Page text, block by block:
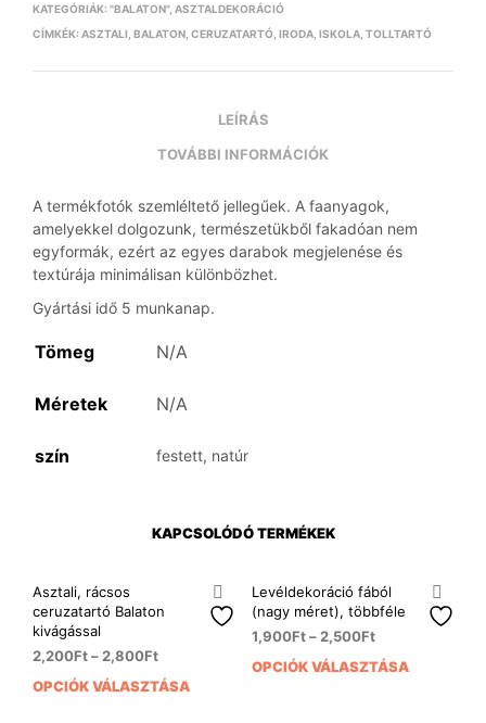
KATEGÓRIÁK: "BALATON", ASZTALDEKORÁCIÓ
CÍMKÉK: ASZTALI BALATON CERUZATARTÓ IRODA ISKOLA TOLLTARTÓ
LEÍRÁS
TOVÁBBI INFORMÁCIÓK
A termékfotók szemléltető jellegűek. A faanyagok,
amelyekkel dolgozunk, természetükből fakadóan nem
egyformák, ezért az egyes darabok megjelenése és
textúrája minimálisan különbözhet.
Gyártási idő 5 munkanap.
Tömeg N/A
Méretek N/A
szín festett, natúr
KAPCSOLÓDÓ TERMÉKEK
Asztali, rácsos
ceruzatartó Balaton
kivágással
2,200Ft– 2,800Ft
OPCIÓK VÁLASZTÁSA
Levéldekoráció fából
(nagy méret), többféle
1,900Ft– 2,500Ft
OPCIÓK VÁLASZTÁSA